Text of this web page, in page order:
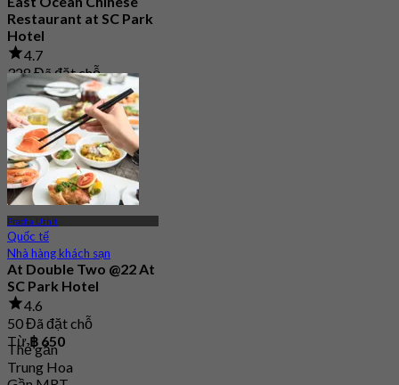
Restaurant at SC Park
Hotel
4.7
328 Đã đặt chỗ
Từ฿ 1,350
Pracha Uthit
Quốc tế
Nhà hàng khách sạn
At Double Two @22 At
SC Park Hotel
4.6
50 Đã đặt chỗ
Từ฿ 650
Thẻ gắn
Trung Hoa